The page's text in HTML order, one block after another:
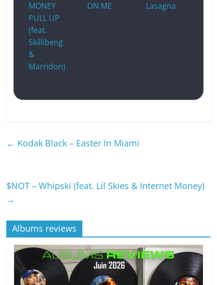
MONEY
PULL UP
(feat.
Skillibeng
&
Marridon)
ON ME Lasagna
← Kodak Black – Easter In Miami
$NOT – Whipski (feat. Lil Skies & Internet Money)
→
Albums reviews